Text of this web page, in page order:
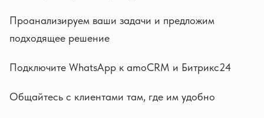
Проанализируем ваши задачи и предложим
подходящее решение
Подключите WhatsApp к amoCRM и Битрикс24
Общайтесь с клиентами там, где им удобно